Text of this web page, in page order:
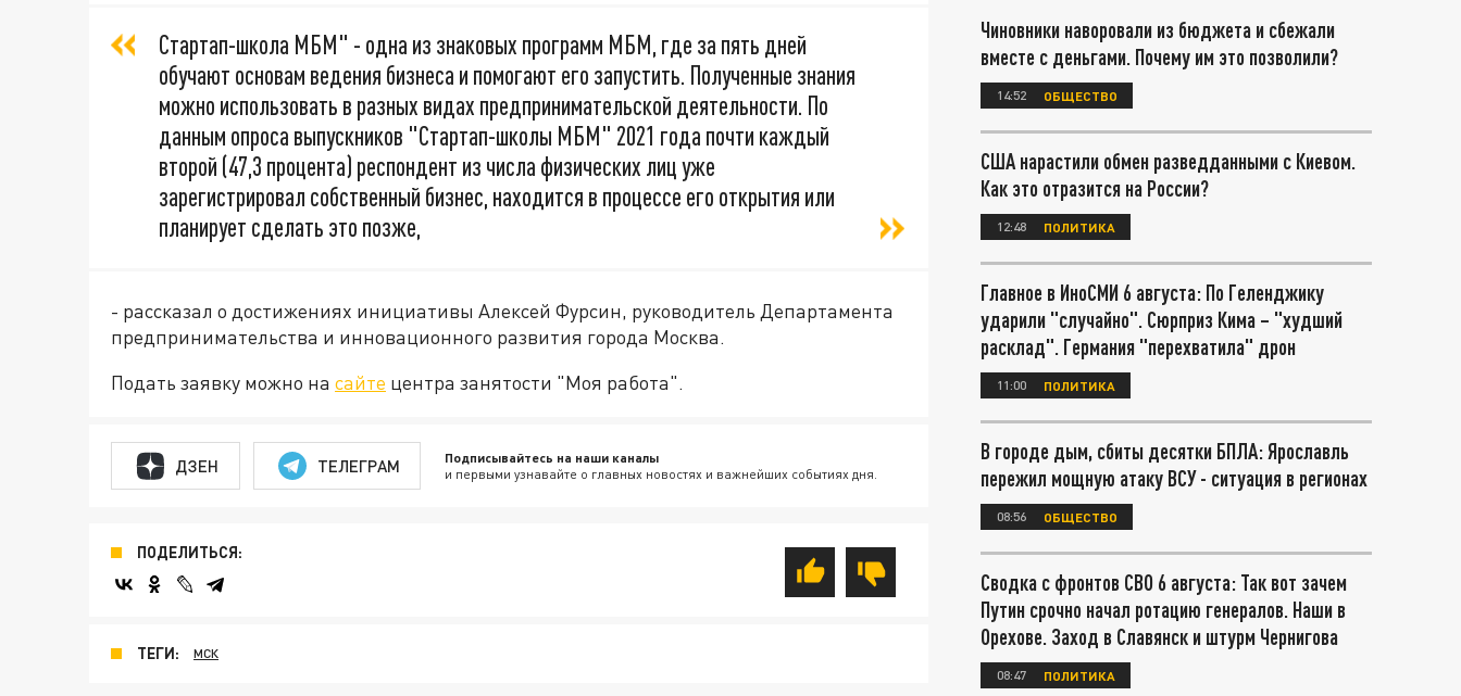
Стартап-школа МБМ" - одна из знаковых программ МБМ, где за пять дней
обучают основам ведения бизнеса и помогают его запустить. Полученные знания
можно использовать в разных видах предпринимательской деятельности. По
данным опроса выпускников "Стартап-школы МБМ" 2021 года почти каждый
второй (47,3 процента) респондент из числа физических лиц уже
зарегистрировал собственный бизнес, находится в процессе его открытия или
планирует сделать это позже,
- рассказал о достижениях инициативы Алексей Фурсин, руководитель Департамента
предпринимательства и инновационного развития города Москва.
Подать заявку можно на сайте центра занятости "Моя работа".
ДЗЕН ТЕЛЕГРАМ Подписывайтесь на наши каналы
и первыми узнавайте о главных новостях и важнейших событиях дня.
ПОДЕЛИТЬСЯ:
ТЕГИ: МСК
Чиновники наворовали из бюджета и сбежали
вместе с деньгами. Почему им это позволили?
14:52 ОБЩЕСТВО
США нарастили обмен разведданными с Киевом.
Как это отразится на России?
12:48 ПОЛИТИКА
Главное в ИноСМИ 6 августа: По Геленджику
ударили "случайно". Сюрприз Кима – "худший
расклад". Германия "перехватила" дрон
11:00 ПОЛИТИКА
В городе дым, сбиты десятки БПЛА: Ярославль
пережил мощную атаку ВСУ - ситуация в регионах
08:56 ОБЩЕСТВО
Сводка с фронтов СВО 6 августа: Так вот зачем
Путин срочно начал ротацию генералов. Наши в
Орехове. Заход в Славянск и штурм Чернигова
08:47 ПОЛИТИКА